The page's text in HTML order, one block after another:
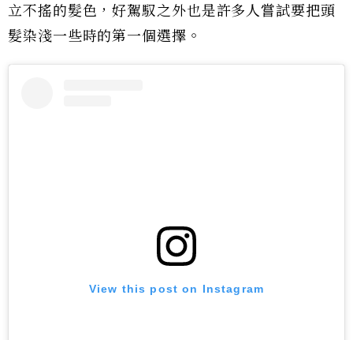
立不搖的髮色，好駕馭之外也是許多人嘗試要把頭
髮染淺一些時的第一個選擇。
View this post on Instagram